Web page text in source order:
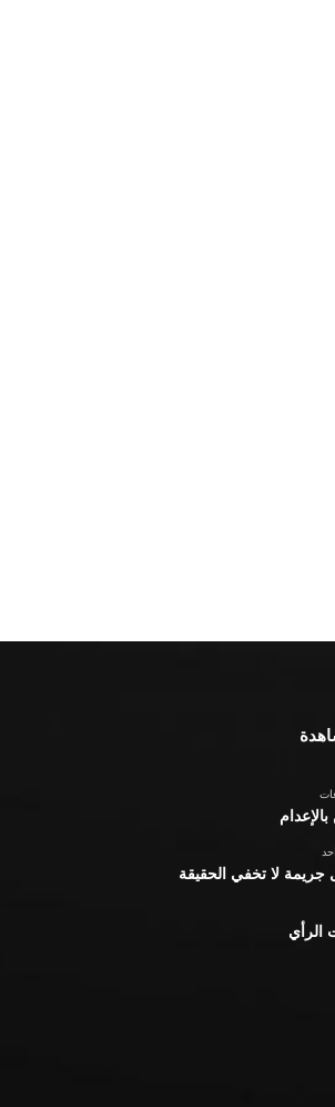
جريمة لا تخفي الحقيقة
الرأي